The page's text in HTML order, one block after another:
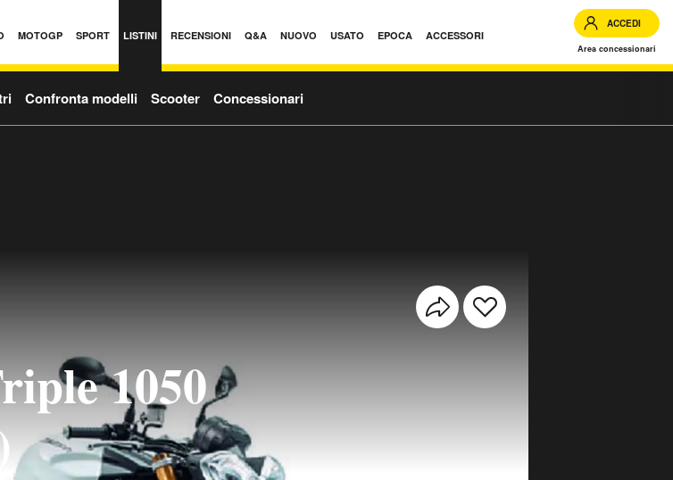
MOTOGP SPORT LISTINI RECENSIONI Q&A NUOVO USATO EPOCA ACCESSORI
ACCEDI
Area concessionari
Confronta modelli Scooter Concessionari
1050